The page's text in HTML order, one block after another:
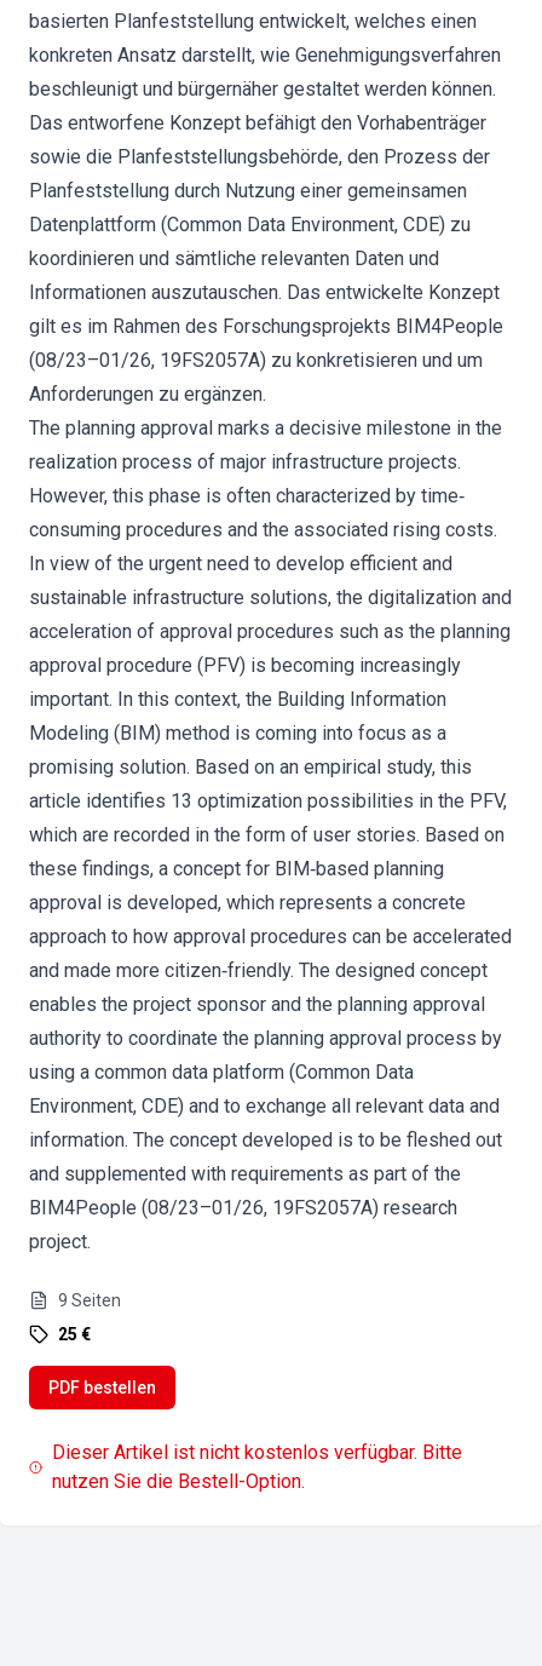
basierten Planfeststellung entwickelt, welches einen
konkreten Ansatz darstellt, wie Genehmigungsverfahren
beschleunigt und bürgernäher gestaltet werden können.
Das entworfene Konzept befähigt den Vorhabenträger
sowie die Planfeststellungsbehörde, den Prozess der
Planfeststellung durch Nutzung einer gemeinsamen
Datenplattform (Common Data Environment, CDE) zu
koordinieren und sämtliche relevanten Daten und
Informationen auszutauschen. Das entwickelte Konzept
gilt es im Rahmen des Forschungsprojekts BIM4People
(08/23–01/26, 19FS2057A) zu konkretisieren und um
Anforderungen zu ergänzen.
The planning approval marks a decisive milestone in the
realization process of major infrastructure projects.
However, this phase is often characterized by time‐
consuming procedures and the associated rising costs.
In view of the urgent need to develop efficient and
sustainable infrastructure solutions, the digitalization and
acceleration of approval procedures such as the planning
approval procedure (PFV) is becoming increasingly
important. In this context, the Building Information
Modeling (BIM) method is coming into focus as a
promising solution. Based on an empirical study, this
article identifies 13 optimization possibilities in the PFV,
which are recorded in the form of user stories. Based on
these findings, a concept for BIM‐based planning
approval is developed, which represents a concrete
approach to how approval procedures can be accelerated
and made more citizen‐friendly. The designed concept
enables the project sponsor and the planning approval
authority to coordinate the planning approval process by
using a common data platform (Common Data
Environment, CDE) and to exchange all relevant data and
information. The concept developed is to be fleshed out
and supplemented with requirements as part of the
BIM4People (08/23–01/26, 19FS2057A) research
project.
9 Seiten
25 €
PDF bestellen
Dieser Artikel ist nicht kostenlos verfügbar. Bitte
nutzen Sie die Bestell-Option.